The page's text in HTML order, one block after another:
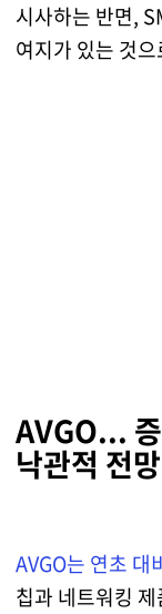
시사하는 반면,
여지가 있는 것
AVGO...
낙관적 전
AVGO는 연초
칩과 네트워킹